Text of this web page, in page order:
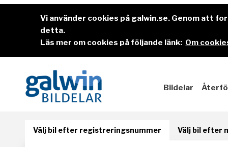
Vi använder cookies på galwin.se. Genom att
detta.
Läs mer om cookies på följande länk: Om
Bildelar
Välj bil efter registreringsnummer Välj bil efter